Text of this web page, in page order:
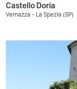
Castello Doria
Vernazza - La Spezia (SP)